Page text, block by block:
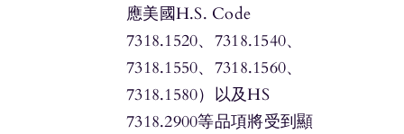
應美國H.S. Code
7318.1520、7318.1540、
7318.1550、7318.1560、
7318.1580）以及HS
7318.2900等品項將受到顯